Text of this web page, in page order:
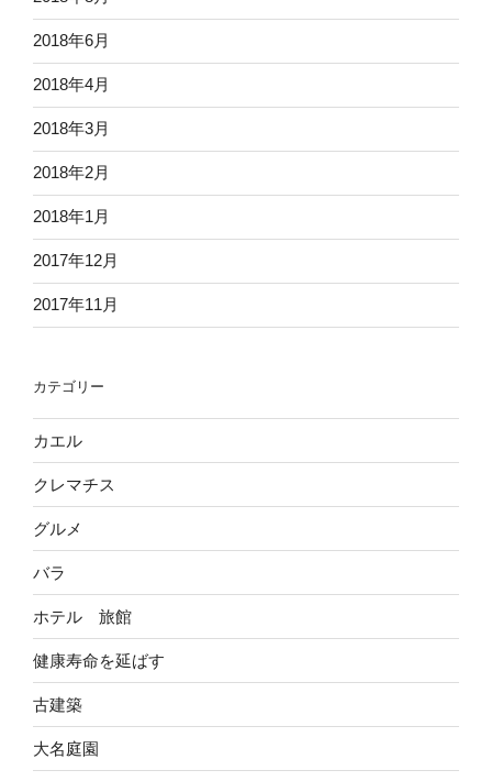
2018年6月
2018年4月
2018年3月
2018年2月
2018年1月
2017年12月
2017年11月
カテゴリー
カエル
クレマチス
グルメ
バラ
ホテル 旅館
健康寿命を延ばす
古建築
大名庭園